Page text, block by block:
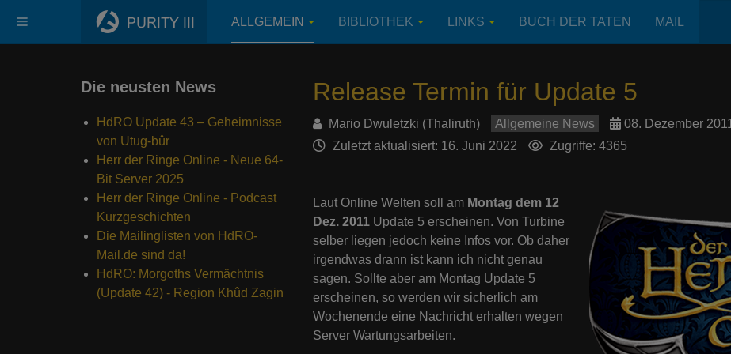
ALLGEMEIN BIBLIOTHEK LINKS BUCH DER TATEN MAIL
Release Termin für Update 5
Mario Dwuletzki (Thaliruth) Allgemeine News
08. Dezember 2011
Zuletzt aktualisiert: 16. Juni 2022
Zugriffe: 4365
Laut Online Welten soll am Montag dem 12
Dez. 2011Update 5 erscheinen. Von Turbine
selber liegen jedoch keine Infos vor. Ob daher
irgendwas drann ist kann ich nicht genau
sagen. Sollte aber am Montag Update 5
erscheinen, so werden wir sicherlich am
Wochenende eine Nachricht erhalten wegen
Server Wartungsarbeiten.
Die neusten News
HdRO Update 43 – Geheimnisse
von Utug-bûr
Herr der Ringe Online - Neue 64-
Bit Server 2025
Herr der Ringe Online - Podcast
Kurzgeschichten
Die Mailinglisten von HdRO-
Mail.de sind da!
HdRO: Morgoths Vermächtnis
(Update 42) - Region Khûd Zagin